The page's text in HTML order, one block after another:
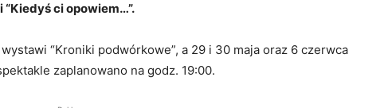
ci opowiem…”.
“Kroniki podwórkowe”, a 29 i 30 maja oraz 6 czerwca
zaplanowano na godz. 19:00.